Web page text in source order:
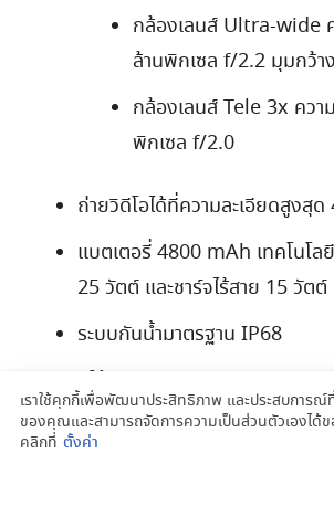
กล้องเลนส์ Ultra-wide
ล้านพิกเซล f/2.2 มุมกว้า
กล้องเลนส์ Tele 3x ควา
พิกเซล f/2.0
ถ่ายวิดีโอได้ที่ความละเอียดสูงสุด
แบตเตอรี่ 4800 mAh เทคโนโ
25 วัตต์ และชาร์จไร้สาย 15 วัตต์
ระบบกันน้ำมาตรฐาน IP68
มีให้เลือก 3 สี Phantom
Silver, Phantom Violet
รุ่นหน่วยความจำ RAM
เราใช้คุกกี้เพื่อพัฒนาประสิทธิภาพ และประสบการณ์
ของคุณและสามารถจัดการความเป็นส่วนตัวเองได้
คลิกที่ ตั้งค่า